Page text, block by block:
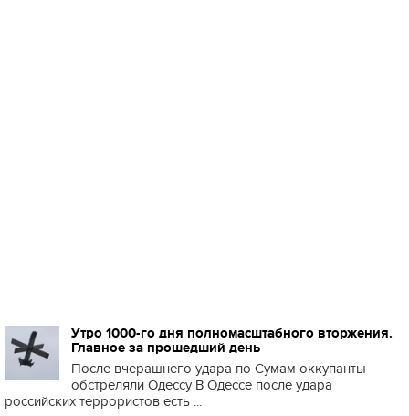
Утро 1000-го дня полномасштабного вторжения.
Главное за прошедший день
После вчерашнего удара по Сумам оккупанты
обстреляли Одессу В Одессе после удара
российских террористов есть ...